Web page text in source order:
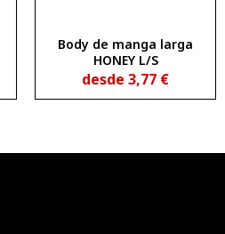
Body de manga larga
HONEY L/S
desde 3,77 €